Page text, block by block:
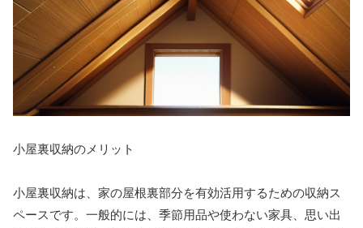
小屋裏収納のメリット
小屋裏収納は、家の屋根裏部分を有効活用するための収納ス
ペースです。一般的には、季節用品や使わない家具、思い出